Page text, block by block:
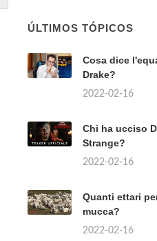
ÚLTIMOS TÓPICOS
Cosa dice
Drake?
2022-02-16
Chi ha ucciso
Strange?
2022-02-16
Quanti ettari
mucca?
2022-02-16